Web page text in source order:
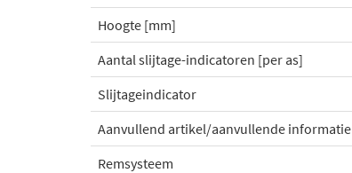
Hoogte [mm]
Aantal slijtage-indicatoren [per as]
Slijtageindicator
Aanvullend artikel/aanvullende informatie
Remsysteem